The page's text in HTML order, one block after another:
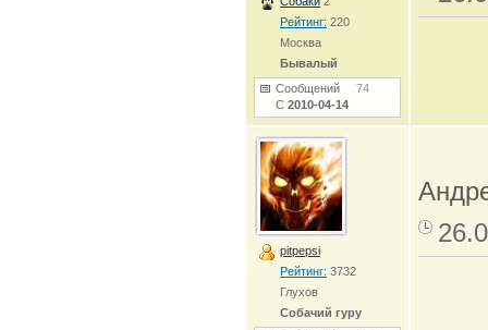
Рейтинг: 220
Москва
Бывалый
Сообщений 74
С 2010-04-14
pitpepsi
Рейтинг: 3732
Глухов
Собачий гуру